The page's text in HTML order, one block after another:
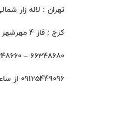
تهران : لاله زار
کرج : فاز 4 مهرشهر خیابان 411 شرقی پلاک 114 واحد 1
66348680 – 66348660 تماس از 8 صبح تا 6 شب
09125449096 از ساعت 8 صبح تا 10 شب